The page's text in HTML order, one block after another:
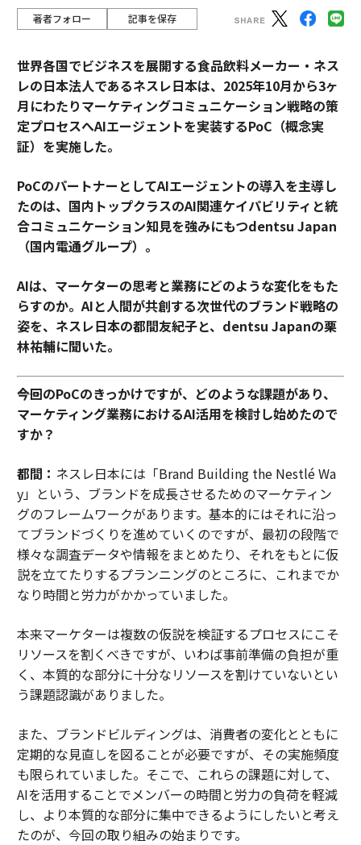
著者フォロー 記事を保存
世界各国でビジネスを展開する食品飲料メーカー・ネス
レの日本法人であるネスレ日本は、2025年10月から3ヶ
月にわたりマーケティングコミュニケーション戦略の策
定プロセスへAIエージェントを実装するPoC（概念実
証）を実施した。
PoCのパートナーとしてAIエージェントの導入を主導し
たのは、国内トップクラスのAI関連ケイパビリティと統
合コミュニケーション知見を強みにもつdentsu Japan
（国内電通グループ）。
AIは、マーケターの思考と業務にどのような変化をもた
らすのか。AIと人間が共創する次世代のブランド戦略の
姿を、ネスレ日本の都間友紀子と、dentsu Japanの栗
林祐輔に聞いた。
――今回のPoCのきっかけですが、どのような課題があり、
マーケティング業務におけるAI活用を検討し始めたので
すか？
都間： ネスレ日本には「Brand Building the Nestlé Wa
y」という、ブランドを成長させるためのマーケティン
グのフレームワークがあります。基本的にはそれに沿っ
てブランドづくりを進めていくのですが、最初の段階で
様々な調査データや情報をまとめたり、それをもとに仮
説を立てたりするプランニングのところに、これまでか
なり時間と労力がかかっていました。
本来マーケターは複数の仮説を検証するプロセスにこそ
リソースを割くべきですが、いわば事前準備の負担が重
く、本質的な部分に十分なリソースを割けていないとい
う課題認識がありました。
また、ブランドビルディングは、消費者の変化とともに
定期的な見直しを図ることが必要ですが、その実施頻度
も限られていました。そこで、これらの課題に対して、
AIを活用することでメンバーの時間と労力の負荷を軽減
し、より本質的な部分に集中できるようにしたいと考え
たのが、今回の取り組みの始まりです。